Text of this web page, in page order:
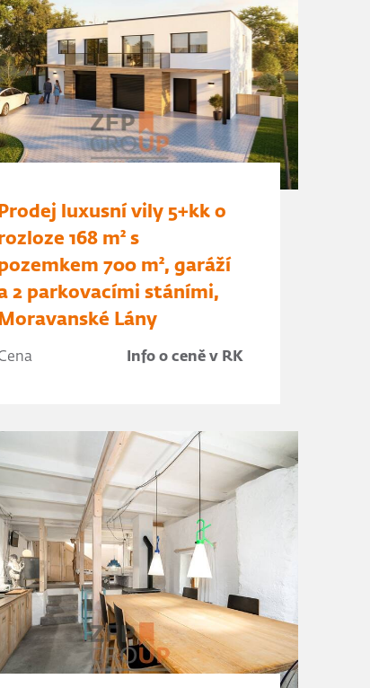
Prodej luxusní vily 5+kk o
168 m² s
700 m², garáží
2 parkovacími stáními,
Moravanské Lány
Info o ceně v RK